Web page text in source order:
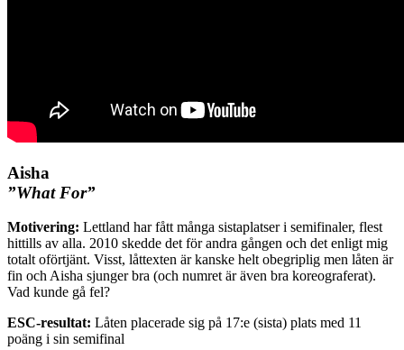
Aisha
”What For”
Motivering: Lettland har fått många sistaplatser i semifinaler, flest
hittills av alla. 2010 skedde det för andra gången och det enligt mig
totalt oförtjänt. Visst, låttexten är kanske helt obegriplig men låten är
fin och Aisha sjunger bra (och numret är även bra koreograferat).
Vad kunde gå fel?
ESC-resultat: Låten placerade sig på 17:e (sista) plats med 11
poäng i sin semifinal